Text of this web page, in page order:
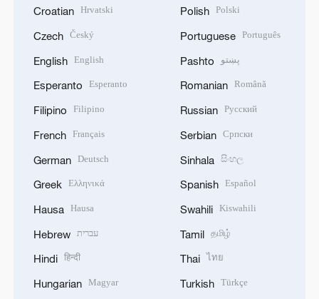
Croatian Hrvatski
Czech Český
English English
Esperanto Esperanto
Filipino Filipino
French Français
German Deutsch
Greek Ελληνικά
Hausa Hausa
Hebrew עברית
Hindi हिन्दी
Hungarian Magyar
Polish Polski
Portuguese Português
Pashto پښتو
Romanian Română
Russian Русский
Serbian Српски
Sinhala සිංහල
Spanish Español
Swahili Kiswahili
Tamil தமிழ்
Thai ไทย
Turkish Türkçe